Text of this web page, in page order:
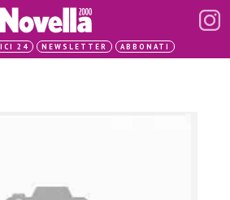
24 NEWSLETTER ABBONATI